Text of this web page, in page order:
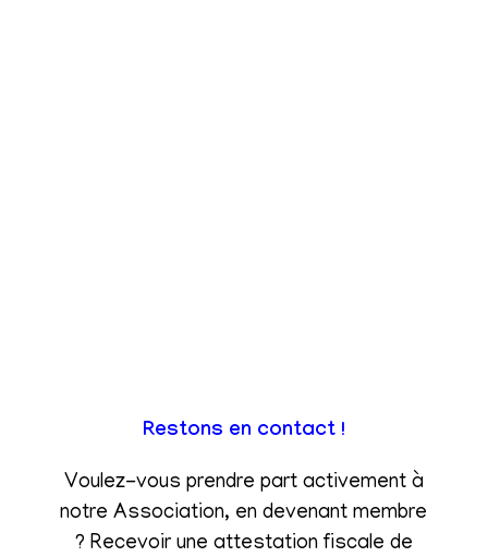
Restons en contact !
Voulez-vous prendre part activement à
notre Association, en devenant membre
? Recevoir une attestation fiscale de